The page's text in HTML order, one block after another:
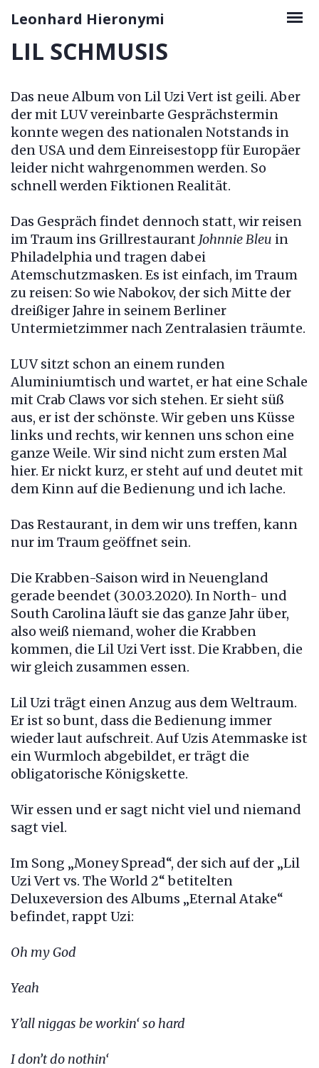
to
content
Leonhard Hieronymi
LIL SCHMUSIS
Das neue Album von Lil Uzi Vert ist geili. Aber
der mit LUV vereinbarte Gesprächstermin
konnte wegen des nationalen Notstands in
den USA und dem Einreisestopp für Europäer
leider nicht wahrgenommen werden. So
schnell werden Fiktionen Realität.
Das Gespräch findet dennoch statt, wir reisen
im Traum ins Grillrestaurant Johnnie Bleu in
Philadelphia und tragen dabei
Atemschutzmasken. Es ist einfach, im Traum
zu reisen: So wie Nabokov, der sich Mitte der
dreißiger Jahre in seinem Berliner
Untermietzimmer nach Zentralasien träumte.
LUV sitzt schon an einem runden
Aluminiumtisch und wartet, er hat eine Schale
mit Crab Claws vor sich stehen. Er sieht süß
aus, er ist der schönste. Wir geben uns Küsse
links und rechts, wir kennen uns schon eine
ganze Weile. Wir sind nicht zum ersten Mal
hier. Er nickt kurz, er steht auf und deutet mit
dem Kinn auf die Bedienung und ich lache.
Das Restaurant, in dem wir uns treffen, kann
nur im Traum geöffnet sein.
Die Krabben-Saison wird in Neuengland
gerade beendet (30.03.2020). In North- und
South Carolina läuft sie das ganze Jahr über,
also weiß niemand, woher die Krabben
kommen, die Lil Uzi Vert isst. Die Krabben, die
wir gleich zusammen essen.
Lil Uzi trägt einen Anzug aus dem Weltraum.
Er ist so bunt, dass die Bedienung immer
wieder laut aufschreit. Auf Uzis Atemmaske ist
ein Wurmloch abgebildet, er trägt die
obligatorische Königskette.
Wir essen und er sagt nicht viel und niemand
sagt viel.
Im Song „Money Spread“, der sich auf der „Lil
Uzi Vert vs. The World 2“ betitelten
Deluxeversion des Albums „Eternal Atake“
befindet, rappt Uzi:
Oh my God
Yeah
Y’all niggas be workin‘ so hard
I don’t do nothin‘